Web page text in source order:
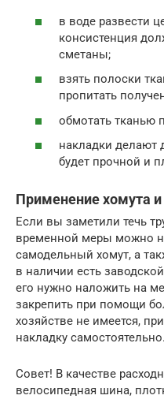
в воде развести
консистенция
сметаны;
взять полоски
пропитать
обмотать тканью
накладки делают
будет прочной и
Применение хомута
Если вы заметили течь
временной меры можно
самодельный хомут, а
в наличии есть
его нужно наложить на
закрепить при помощи
хозяйстве не имеется,
накладку самостоятельно.
Совет! В качестве
велосипедная шина,